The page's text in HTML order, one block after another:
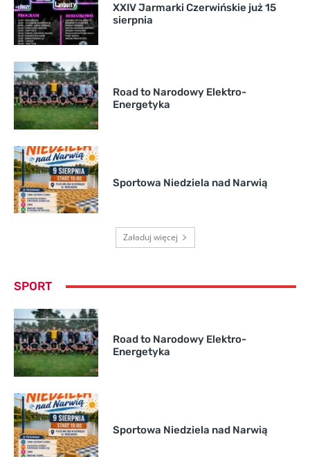
XXIV Jarmarki Czerwińskie już 15
sierpnia
Road to Narodowy Elektro-
Energetyka
Sportowa Niedziela nad Narwią
Załaduj więcej
SPORT
Road to Narodowy Elektro-
Energetyka
Sportowa Niedziela nad Narwią